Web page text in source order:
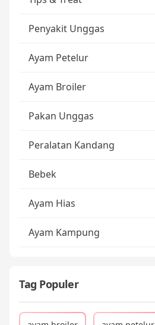
Penyakit Unggas
Ayam Petelur
Ayam Broiler
Pakan Unggas
Peralatan Kandang
Bebek
Ayam Hias
Ayam Kampung
Tag Populer